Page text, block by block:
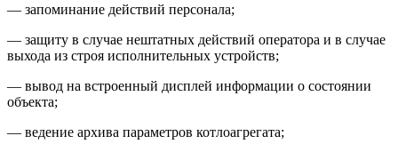
— запоминание действий персонала;
— защиту в случае нештатных действий оператора и в случае
выхода из строя исполнительных устройств;
— вывод на встроенный дисплей информации о состоянии
объекта;
— ведение архива параметров котлоагрегата;